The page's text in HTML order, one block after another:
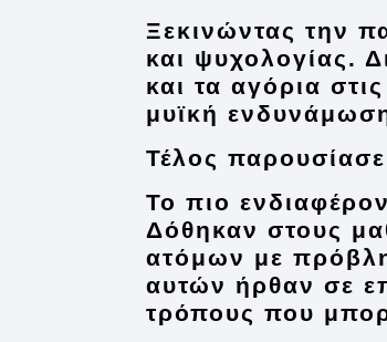
Ξεκινώντας την
και ψυχολογίας.
και τα αγόρια
μυϊκή
Τέλος
Το πιο
Δόθηκαν στους
ατόμων με
αυτών ήρθαν σε
τρόπους που